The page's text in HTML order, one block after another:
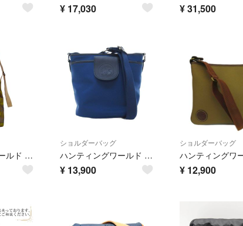
¥ 17,030 ¥31,500
ハンティングワールド ショルダーバッグ ボルネオ チャリティー リバーシブル
ショルダーバッグ
ハンティングワールド 美品 ショルダーバッグ ジップ開閉 ネイビー ■WY
¥ 13,900
ショルダーバッグ
¥ 12,900